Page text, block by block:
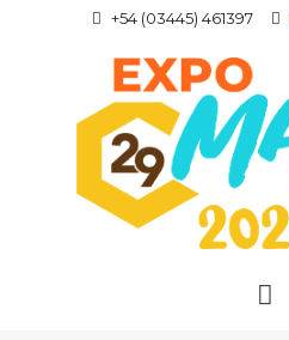
+54 (03445) 461397